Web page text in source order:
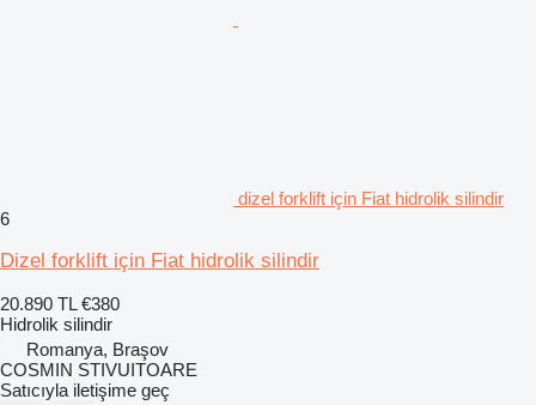
dizel forklift için Fiat hidrolik silindir
6
Dizel forklift için Fiat hidrolik silindir
20.890 TL €380
Hidrolik silindir
Romanya, Braşov
COSMIN STIVUITOARE
Satıcıyla iletişime geç